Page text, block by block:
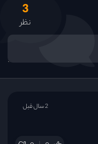
3
نظر
2 سال قبل